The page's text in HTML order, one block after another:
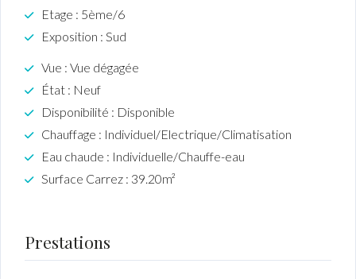
Etage : 5ème/6
Exposition : Sud
Vue : Vue dégagée
État : Neuf
Disponibilité : Disponible
Chauffage : Individuel/Electrique/Climatisation
Eau chaude : Individuelle/Chauffe-eau
Surface Carrez : 39.20m²
Prestations